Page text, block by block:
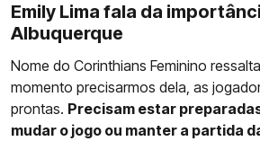
Emily Lima fala da
Albuquerque
Nome do Corinthians Feminino
momento precisarmos dela, as
prontas. Precisam estar
mudar o jogo ou manter a partida